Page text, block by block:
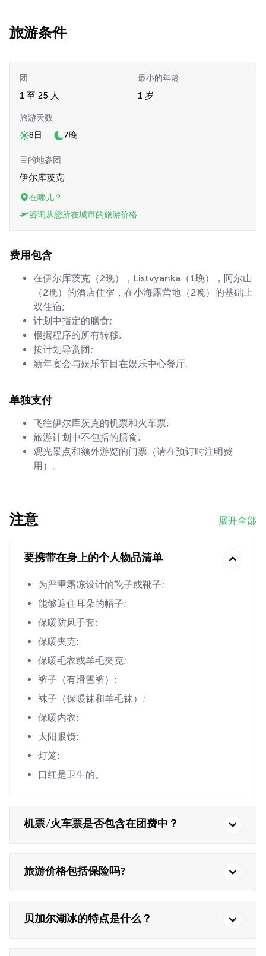
旅游条件
团
1 至 25 人
最小的年龄
1 岁
旅游天数
8日
7晚
目的地参团
伊尔库茨克
在哪儿？
咨询从您所在城市的旅游价格
费用包含
在伊尔库茨克（2晚），Listvyanka（1晚），阿尔山
（2晚）的酒店住宿，在小海露营地（2晚）的基础上
双住宿;
计划中指定的膳食;
根据程序的所有转移;
按计划导赏团;
新年宴会与娱乐节目在娱乐中心餐厅.
单独支付
飞往伊尔库茨克的机票和火车票;
旅游计划中不包括的膳食;
观光景点和额外游览的门票（请在预订时注明费
用）。
注意 展开全部
要携带在身上的个人物品清单
为严重霜冻设计的靴子或靴子;
能够遮住耳朵的帽子;
保暖防风手套;
保暖夹克;
保暖毛衣或羊毛夹克;
裤子（有滑雪裤）;
袜子（保暖袜和羊毛袜）;
保暖内衣;
太阳眼镜;
灯笼;
口红是卫生的。
机票/火车票是否包含在团费中？
旅游价格包括保险吗?
贝加尔湖冰的特点是什么？